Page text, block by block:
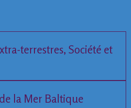
terrestres, Société et
la Mer Baltique